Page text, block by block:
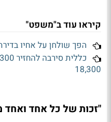
קיראו עוד ב"משפט"
הפך שולחן על אחיו בדירת האב
18,300
"זכות של כל אחד ואחד